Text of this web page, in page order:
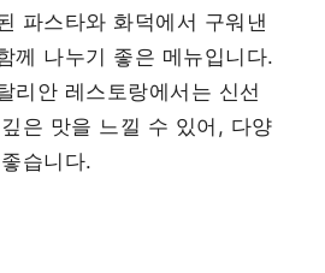
파스타와 화덕에서 구워낸
께 나누기 좋은 메뉴입니다.
리안 레스토랑에서는 신선
은 맛을 느낄 수 있어, 다양
습니다.